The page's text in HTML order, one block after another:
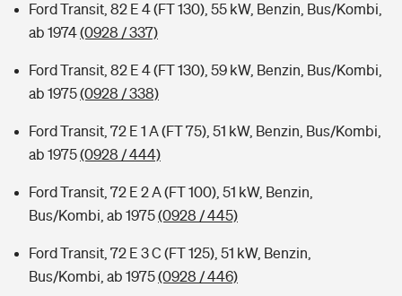
Ford Transit, 82 E 4 (FT 130), 55 kW, Benzin, Bus/Kombi,
ab 1974(0928 / 337)
Ford Transit, 82 E 4 (FT 130), 59 kW, Benzin, Bus/Kombi,
ab 1975(0928 / 338)
Ford Transit, 72 E 1 A (FT 75), 51 kW, Benzin, Bus/Kombi,
ab 1975(0928 / 444)
Ford Transit, 72 E 2 A (FT 100), 51 kW, Benzin,
Bus/Kombi, ab 1975(0928 / 445)
Ford Transit, 72 E 3 C (FT 125), 51 kW, Benzin,
Bus/Kombi, ab 1975(0928 / 446)